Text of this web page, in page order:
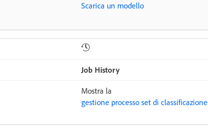
Scarica un modello
Job History
Mostra la
gestione processo set di classificazione